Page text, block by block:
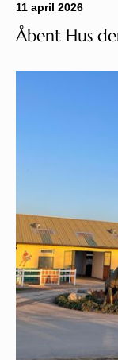
11 april 2026
Åbent Hus